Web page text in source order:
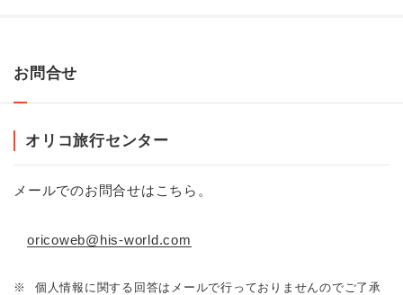
お問合せ
オリコ旅行センター
メールでのお問合せはこちら。
oricoweb@his-world.com
※
個人情報に関する回答はメールで行っておりませんのでご了承